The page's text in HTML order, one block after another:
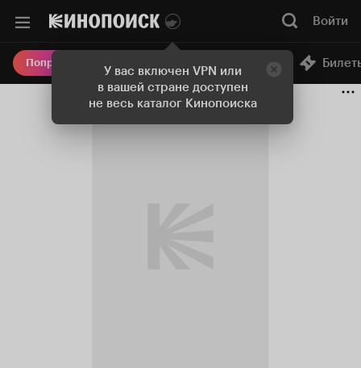
У вас включен VPN или
в вашей стране доступен
не весь каталог Кинопоиска
Войти
Попробовать Плюс Онлайн-кинотеатр